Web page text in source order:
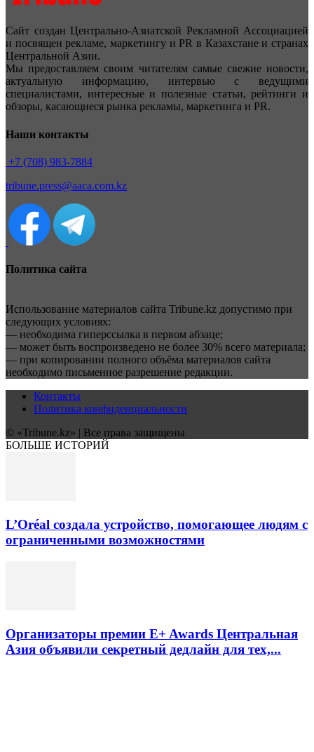
Сайт создан Центрально-Азиатской Рекламной Ассоциацией
и посвящен рекламе, маркетингу и PR в Казахстане и странах
Центральной Азии.
Мы предоставляем своим читателям самые свежие новости,
актуальную информацию, интервью с ведущими
специалистами, интересные и полезные статьи, рейтинги и
обзоры, касающиеся рынка рекламы, маркетинга и PR.
Наши контакты
+7 (708) 983-7884
tribune.press@aaca.com.kz
Политика сайта
Использование материалов сайта Tribune.kz допустимо при
следующих условиях:
— необходима гиперссылка в первом абзаце;
— может быть воспроизведено не более 30% всего материала;
— при копировании полного объёма материалов сайта
необходимо письменное разрешение редакции.
Контакты
Политика конфиденциальности
© «Tribune.kz» | Все права защищены
БОЛЬШЕ ИСТОРИЙ
L’Oréal создала устройство, помогающее людям с
ограниченными возможностями
Организаторы премии E+ Awards Центральная
Азия объявили секретный дедлайн для тех,...